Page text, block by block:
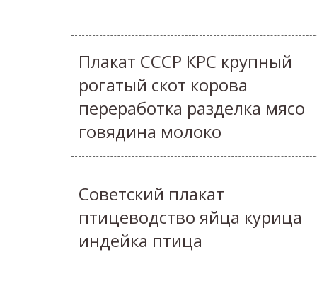
Плакат СССР КРС крупный
рогатый скот корова
переработка разделка мясо
говядина молоко
Советский плакат
птицеводство яйца курица
индейка птица